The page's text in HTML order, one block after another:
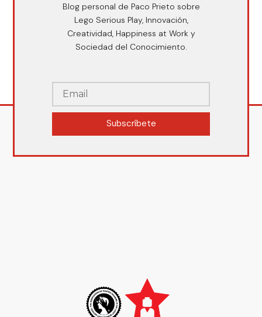
Blog personal de Paco Prieto sobre
Lego Serious Play, Innovación,
Creatividad, Happiness at Work y
Sociedad del Conocimiento.
Subscríbete